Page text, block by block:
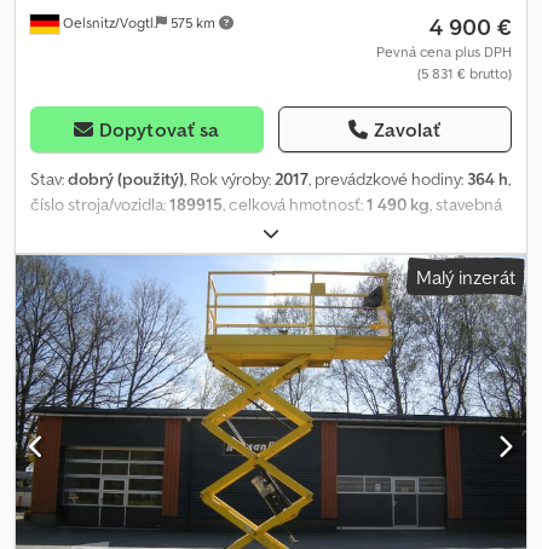
Oelsnitz/Vogtl. 575 km 4 900 €
Pevná cena plus DPH
(5 831 € brutto)
Dopytovať sa Zavolať
Stav:dobrý (použitý), Rok výroby:2017, prevádzkové hodiny: 364 h,
číslo stroja/vozidla:189915, celková hmotnosť:1 490 kg, stavebná
, maximálna šírka produktu:
výška:7 900 mm, typ motora: elektrický, výrobca: JLG Chedpfx
Acozb Td Dofja
Malý inzerát